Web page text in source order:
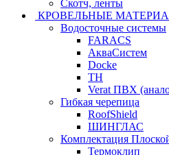
Скотч, ленты
КРОВЕЛЬНЫЕ
Водосточные системы
FARACS
АкваСистем
Docke
ТН
Verat ПВХ
Гибкая черепица
RoofShield
ШИНГЛАС
Комплектация
Термоклип